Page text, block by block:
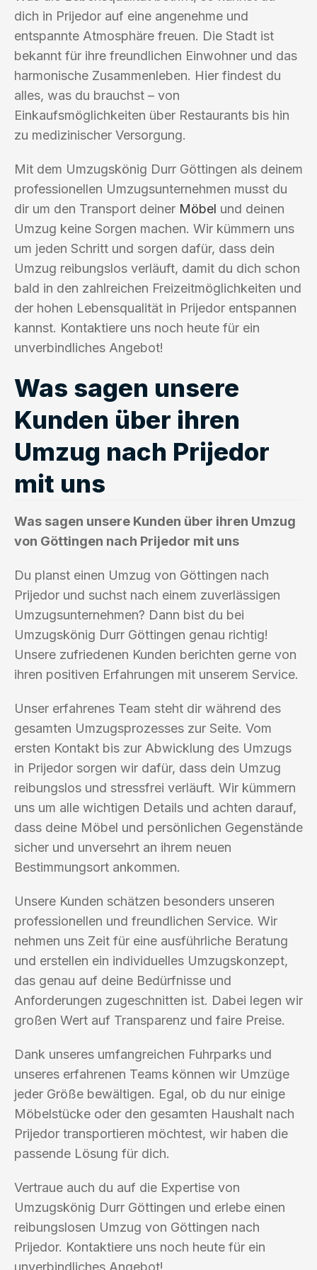
dich in Prijedor auf eine angenehme und
entspannte Atmosphäre freuen. Die Stadt ist
bekannt für ihre freundlichen Einwohner und das
harmonische Zusammenleben. Hier findest du
alles, was du brauchst – von
Einkaufsmöglichkeiten über Restaurants bis hin
zu medizinischer Versorgung.
Mit dem Umzugskönig Durr Göttingen als deinem
professionellen Umzugsunternehmen musst du
dir um den Transport deiner Möbel und deinen
Umzug keine Sorgen machen. Wir kümmern uns
um jeden Schritt und sorgen dafür, dass dein
Umzug reibungslos verläuft, damit du dich schon
bald in den zahlreichen Freizeitmöglichkeiten und
der hohen Lebensqualität in Prijedor entspannen
kannst. Kontaktiere uns noch heute für ein
unverbindliches Angebot!
Was sagen unsere
Kunden über ihren
Umzug nach Prijedor
mit uns
Was sagen unsere Kunden über ihren Umzug
von Göttingen nach Prijedor mit uns
Du planst einen Umzug von Göttingen nach
Prijedor und suchst nach einem zuverlässigen
Umzugsunternehmen? Dann bist du bei
Umzugskönig Durr Göttingen genau richtig!
Unsere zufriedenen Kunden berichten gerne von
ihren positiven Erfahrungen mit unserem Service.
Unser erfahrenes Team steht dir während des
gesamten Umzugsprozesses zur Seite. Vom
ersten Kontakt bis zur Abwicklung des Umzugs
in Prijedor sorgen wir dafür, dass dein Umzug
reibungslos und stressfrei verläuft. Wir kümmern
uns um alle wichtigen Details und achten darauf,
dass deine Möbel und persönlichen Gegenstände
sicher und unversehrt an ihrem neuen
Bestimmungsort ankommen.
Unsere Kunden schätzen besonders unseren
professionellen und freundlichen Service. Wir
nehmen uns Zeit für eine ausführliche Beratung
und erstellen ein individuelles Umzugskonzept,
das genau auf deine Bedürfnisse und
Anforderungen zugeschnitten ist. Dabei legen wir
großen Wert auf Transparenz und faire Preise.
Dank unseres umfangreichen Fuhrparks und
unseres erfahrenen Teams können wir Umzüge
jeder Größe bewältigen. Egal, ob du nur einige
Möbelstücke oder den gesamten Haushalt nach
Prijedor transportieren möchtest, wir haben die
passende Lösung für dich.
Vertraue auch du auf die Expertise von
Umzugskönig Durr Göttingen und erlebe einen
reibungslosen Umzug von Göttingen nach
Prijedor. Kontaktiere uns noch heute für ein
unverbindliches Angebot!